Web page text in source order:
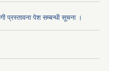
प्रस्तावना पेश सम्बन्धी सूचना ।